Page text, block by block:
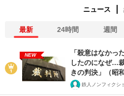
ニュース
最新 24時間 週間
NEW
「殺意はなかっ
したのになぜ…
きの判決」（昭
鉄人ノンフィクシ